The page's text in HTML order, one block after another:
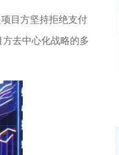
目方坚持拒绝支付
去中心化战略的多